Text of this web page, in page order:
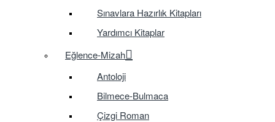
Sınavlara Hazırlık Kitapları
Yardımcı Kitaplar
Eğlence-Mizah
Antoloji
Bilmece-Bulmaca
Çizgi Roman